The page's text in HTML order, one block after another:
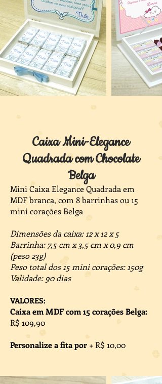
Caixa Mini-Elegance
Quadrada com Chocolate
Belga
Mini Caixa Elegance Quadrada em
MDF branca, com 8 barrinhas ou 15
mini corações Belga
Dimensões da caixa: 12 x 12 x 5
Barrinha: 7,5 cm x 3,5 cm x 0,9 cm
(peso 23g)
Peso total dos 15 mini corações: 150g
Validade: 90 dias
VALORES:
Caixa em MDF com 15 corações Belga:
R$ 109,90
Personalize a fita por + R$ 10,00